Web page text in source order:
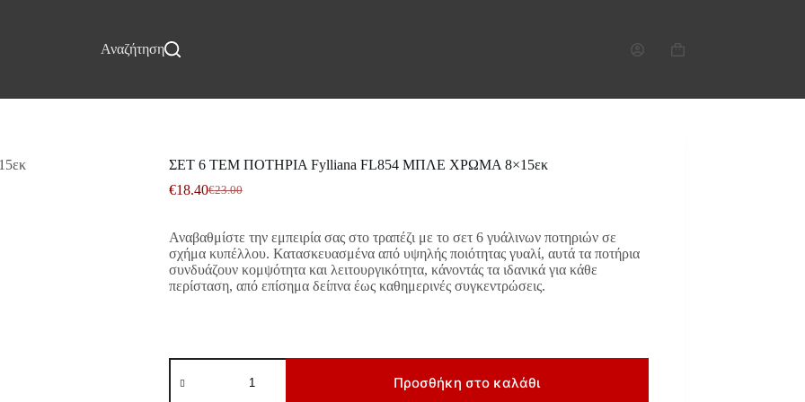
ΕπικοινωνίαΑναζήτηση
Καλάθι
ΣΕΤ 6 ΤΕΜ ΠΟΤΗΡΙΑ Fylliana FL854 ΜΠΛΕ ΧΡΩΜΑ 8×15εκ
€23.00
Original
was:
€23.00.
€18.40Η
τιμή
είναι:
€18.40.
Αναβαθμίστε την εμπειρία σας στο τραπέζι με το σετ 6 γυάλινων ποτηριών σε
σχήμα κυπέλλου. Κατασκευασμένα από υψηλής ποιότητας γυαλί, αυτά τα ποτήρια
συνδυάζουν κομψότητα και λειτουργικότητα, κάνοντάς τα ιδανικά για κάθε
περίσταση, από επίσημα δείπνα έως καθημερινές συγκεντρώσεις.
ΣΕΤ
Προσθήκη στο καλάθι